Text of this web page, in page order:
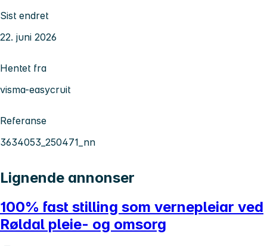
Sist endret
22. juni 2026
Hentet fra
visma-easycruit
Referanse
3634053_250471_nn
Lignende annonser
100% fast stilling som vernepleiar ved
Røldal pleie- og omsorg